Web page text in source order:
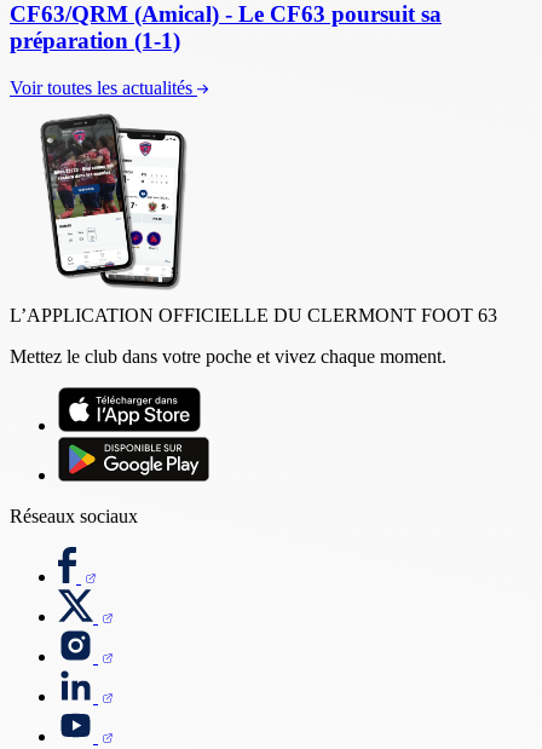
CF63/QRM (Amical) - Le CF63 poursuit sa
préparation (1-1)
Voir toutes les actualités
L’APPLICATION OFFICIELLE DU CLERMONT FOOT 63
Mettez le club dans votre poche et vivez chaque moment.
Réseaux sociaux